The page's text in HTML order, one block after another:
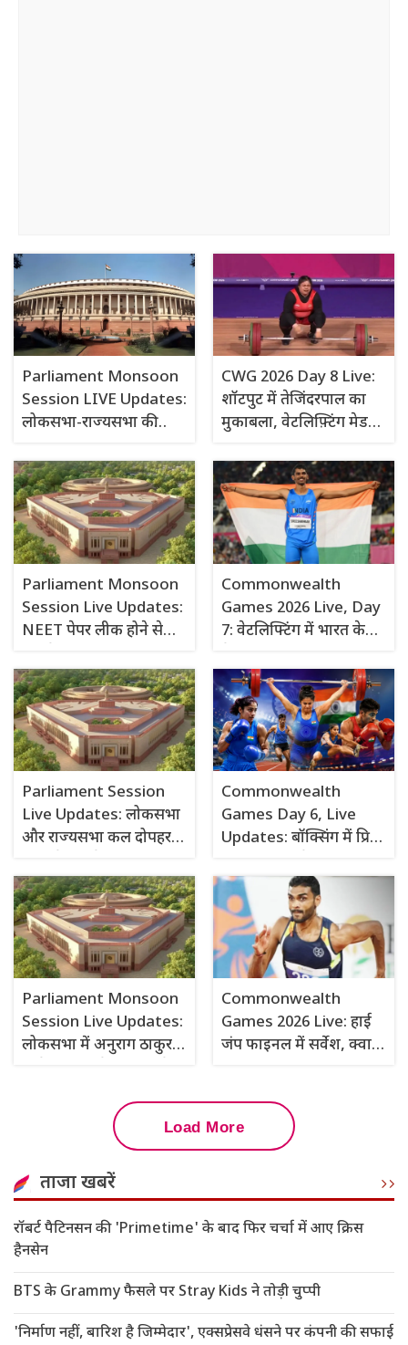
Parliament Monsoon
Session LIVE Updates:
लोकसभा-राज्यसभा की
बजे तक स्थगित
CWG 2026 Day 8 Live:
शॉटपुट में तेजिंदरपाल का
मुकाबला, वेटलिफ़्टिंग मेडल
Parliament Monsoon
Session Live Updates:
NEET पेपर लीक होने से
नुकसान हुआ है: खड़गे
Commonwealth
Games 2026 Live, Day
7: वेटलिफ्टिंग में भारत के
तीनों अटैम्पट में हुई फेल
Parliament Session
Live Updates: लोकसभा
और राज्यसभा कल दोपहर
Commonwealth
Games Day 6, Live
Updates: बॉक्सिंग में प्रिया
वेटलिफ्टिंग के फाइनल में
हरजिंदर
Parliament Monsoon
Session Live Updates:
लोकसभा में अनुराग ठाकुर
Commonwealth
Games 2026 Live: हाई
जंप फाइनल में सर्वेश, क्वार्टर
Load More
ताजा खबरें
रॉबर्ट पैटिनसन की 'Primetime' के बाद फिर चर्चा में आए क्रिस
हैनसेन
BTS के Grammy फैसले पर Stray Kids ने तोड़ी चुप्पी
'निर्माण नहीं, बारिश है जिम्मेदार', एक्सप्रेसवे धंसने पर कंपनी की सफाई